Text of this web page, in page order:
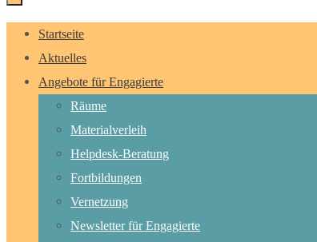
Zum
Inhalt
springen
Startseite
Aktuelles
Angebote für Engagierte
Räume
Materialverleih
Helpdesk-Beratung
Fortbildungen
Vernetzung
Newsletter für Engagierte